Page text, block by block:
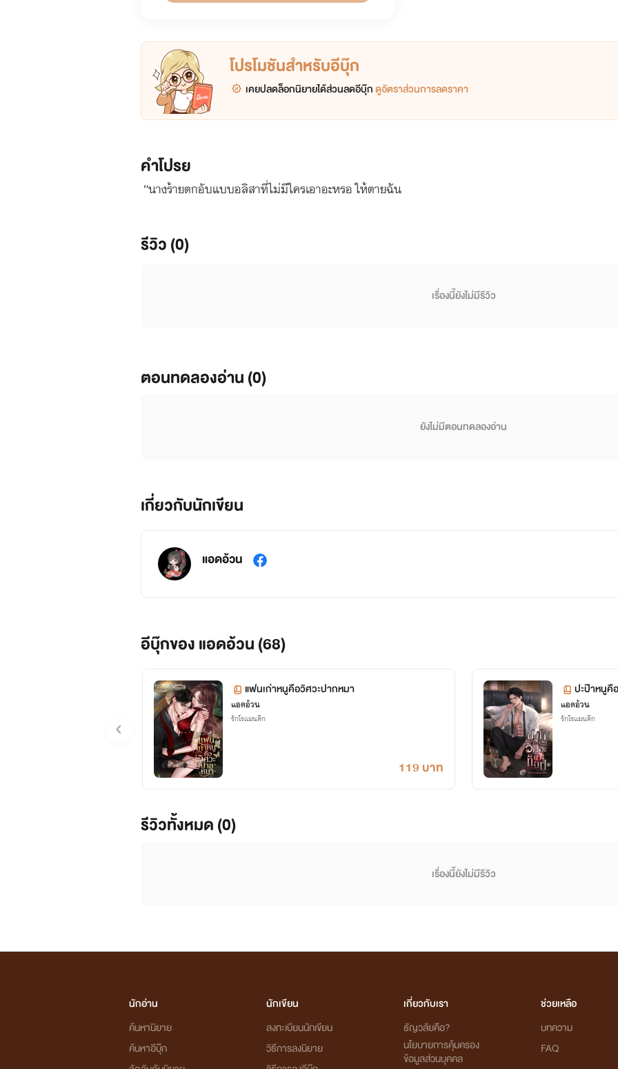
โปรโมชันสำหรับอีบุ๊ก
เคยปลดล็อกนิยายได้ส่วนลดอีบุ๊กดูอัตราส่วนการลดราคา
คำโปรย
“นางร้ายตกอับแบบอลิสาที่ไม่มีใครเอาอะหรอ ให้ตายฉัน
รีวิว (0)
เรื่องนี้ยังไม่มีรีวิว
ตอนทดลองอ่าน (0)
ยังไม่มีตอนทดลองอ่าน
เกี่ยวกับนักเขียน
แอดอ้วน
อีบุ๊กของ แอดอ้วน (68)
แฟนเก่าหนูคือวิศวะปากหมา
แอดอ้วน
รักโรแมนติก
119 บาท
ปะป๊าหนูคื
แอดอ้วน
รักโรแมนติก
รีวิวทั้งหมด (0)
เรื่องนี้ยังไม่มีรีวิว
นักอ่าน
ค้นหานิยาย
ค้นหาอีบุ๊ก
นักเขียน
ลงทะเบียนนักเขียน
วิธีการลงนิยาย
เกี่ยวกับเรา
ธัญวลัยคือ?
นโยบายการคุ้มครอง
ข้อมูลส่วนบุคคล
ช่วยเหลือ
บทความ
FAQ